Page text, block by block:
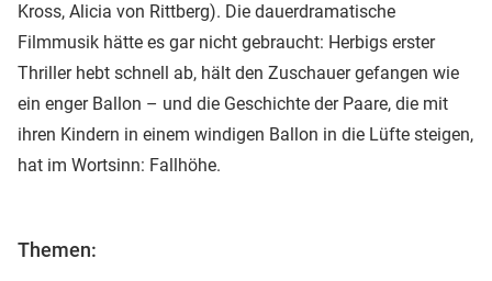
Kross, Alicia von Rittberg). Die dauerdramatische
Filmmusik hätte es gar nicht gebraucht: Herbigs erster
Thriller hebt schnell ab, hält den Zuschauer gefangen wie
ein enger Ballon – und die Geschichte der Paare, die mit
ihren Kindern in einem windigen Ballon in die Lüfte steigen,
hat im Wortsinn: Fallhöhe.
Themen: